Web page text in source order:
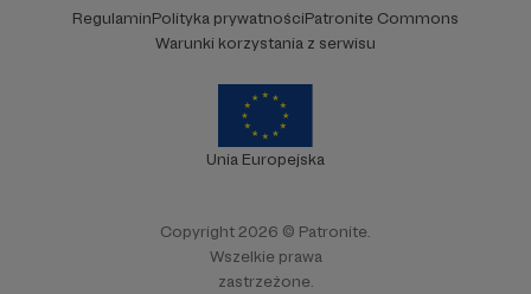
RegulaminPolityka prywatnościPatronite Commons
Warunki korzystania z serwisu
Unia Europejska
Copyright 2026 © Patronite.
Wszelkie prawa
zastrzeżone.